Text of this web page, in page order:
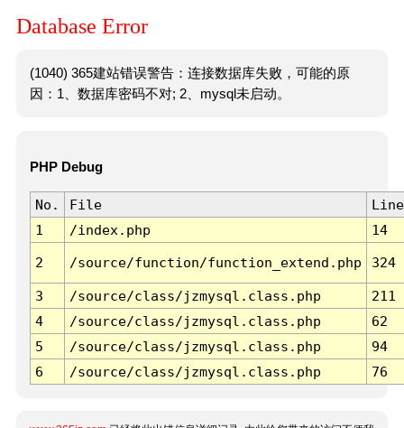
Database Error
(1040) 365建站错误警告：连接数据库失败，可能的原
因：1、数据库密码不对; 2、mysql未启动。
PHP Debug
No. File
Line
1
/index.php 14
2 /source/function/function_extend.php 324
3 /source/class/jzmysql.class.php
211
4
/source/class/jzmysql.class.php
62
5
/source/class/jzmysql.class.php
94
6
/source/class/jzmysql.class.php 76